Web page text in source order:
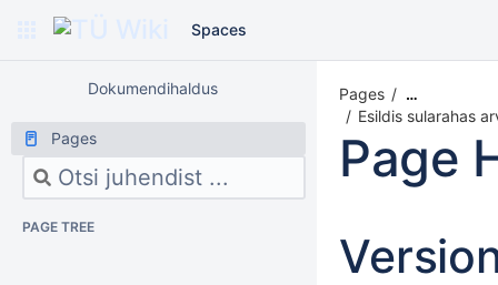
Spaces
Dokumendihaldus
Pages
PAGE TREE
Pages …
Esildis sularahas
Page